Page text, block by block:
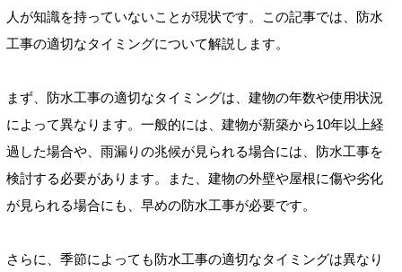
人が知識を持っていないことが現状です。この記事では、防水
工事の適切なタイミングについて解説します。
まず、防水工事の適切なタイミングは、建物の年数や使用状況
によって異なります。一般的には、建物が新築から10年以上経
過した場合や、雨漏りの兆候が見られる場合には、防水工事を
検討する必要があります。また、建物の外壁や屋根に傷や劣化
が見られる場合にも、早めの防水工事が必要です。
さらに、季節によっても防水工事の適切なタイミングは異なり